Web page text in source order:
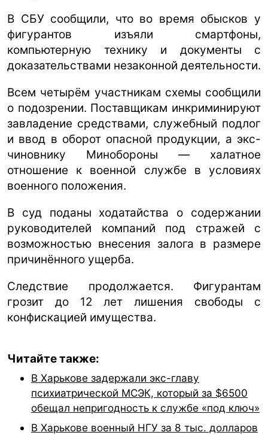
В СБУ сообщили, что во время обысков у
фигурантов изъяли смартфоны,
компьютерную технику и документы с
доказательствами незаконной деятельности.
Всем четырём участникам схемы сообщили
о подозрении. Поставщикам инкриминируют
завладение средствами, служебный подлог
и ввод в оборот опасной продукции, а экс-
чиновнику Минобороны — халатное
отношение к военной службе в условиях
военного положения.
В суд поданы ходатайства о содержании
руководителей компаний под стражей с
возможностью внесения залога в размере
причинённого ущерба.
Следствие продолжается. Фигурантам
грозит до 12 лет лишения свободы с
конфискацией имущества.
Читайте также:
В Харькове задержали экс-главу
психиатрической МСЭК, который за $6500
обещал непригодность к службе «под ключ»
В Харькове военный НГУ за 8 тыс. долларов